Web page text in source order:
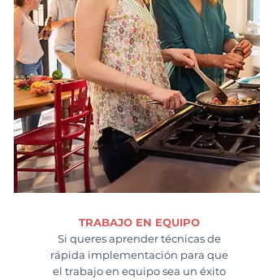
TRABAJO EN EQUIPO
Si queres aprender técnicas de
rápida implementación para que
el trabajo en equipo sea un éxito